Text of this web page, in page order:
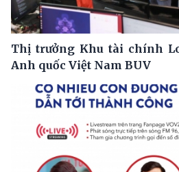
Thị trưởng Khu tài chính
Anh quốc Việt Nam BUV